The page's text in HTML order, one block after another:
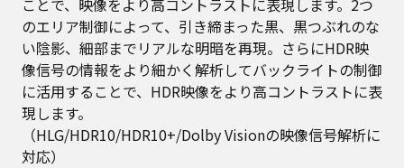
ことで、映像をより高コントラストに表現します。2つ
のエリア制御によって、引き締まった黒、黒つぶれのな
い陰影、細部までリアルな明暗を再現。さらにHDR映
像信号の情報をより細かく解析してバックライトの制御
に活用することで、HDR映像をより高コントラストに表
現します。
（HLG/HDR10/HDR10+/Dolby Visionの映像信号解析に
対応）